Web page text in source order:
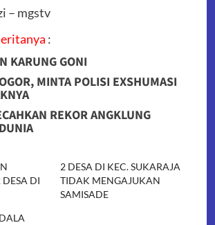
– mgstv
:
KARUNG GONI
MINTA POLISI EXSHUMASI
REKOR ANGKLUNG
DI
2 DESA DI KEC. SUKARAJA
TIDAK MENGAJUKAN
SAMISADE